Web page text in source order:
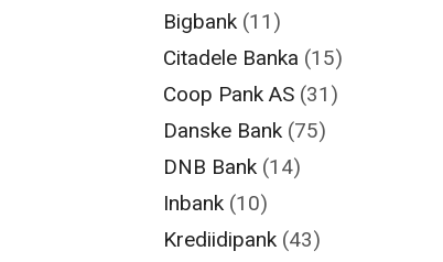
Bigbank (11)
Citadele Banka (15)
Coop Pank AS (31)
Danske Bank (75)
DNB Bank (14)
Inbank (10)
Krediidipank (43)